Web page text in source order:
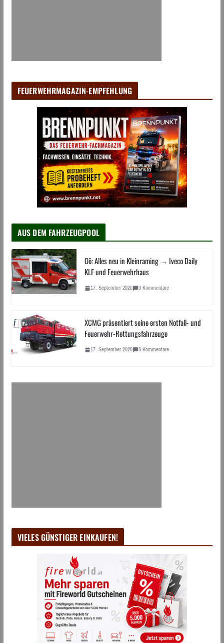
FEUERWEHRMAGAZIN-EMPFEHLUNG
AUS DEM FAHRZEUGPOOL
Oö: Alles neu in Kleinraming → Iveco Daily
KLF und Feuerwehrhaus
17. September 2020 0 Kommentare
XCMG präsentiert seine ersten Notfall- und
Feuerwehr-Rettungsfahrzeuge
17. September 2020 0 Kommentare
VIELES GÜNSTIGER EINKAUFEN!